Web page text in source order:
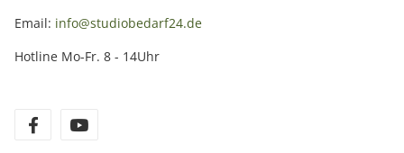
Email: info@studiobedarf24.de
Hotline Mo-Fr. 8 - 14Uhr